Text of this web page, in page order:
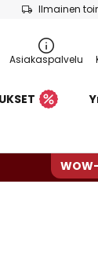
Ilmainen
Asiakaspalvelu